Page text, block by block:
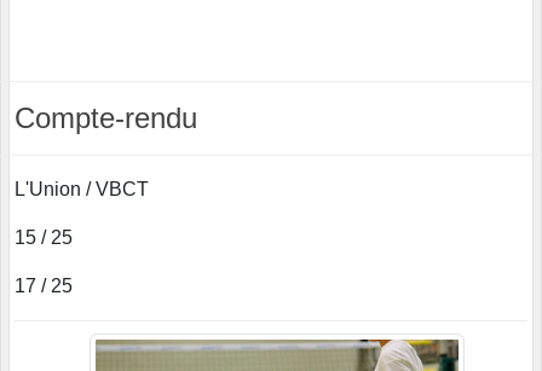
Compte-rendu
L'Union / VBCT
15 / 25
17 / 25